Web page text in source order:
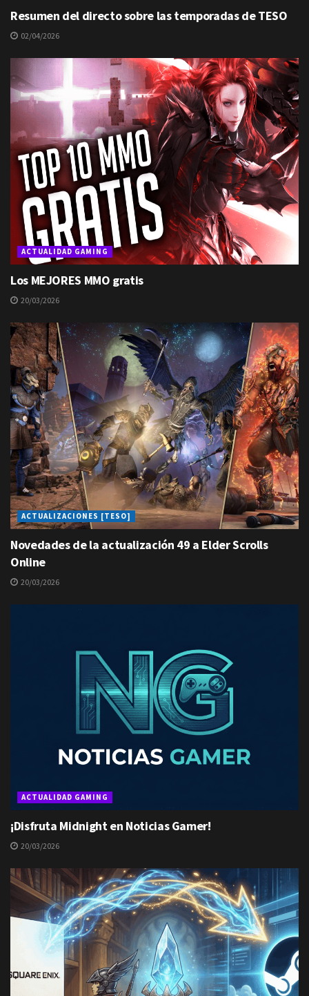
Resumen del directo sobre las temporadas de TESO
02/04/2026
ACTUALIDAD GAMING
Los MEJORES MMO gratis
20/03/2026
ACTUALIZACIONES [TESO]
Novedades de la actualización 49 a Elder Scrolls
Online
20/03/2026
ACTUALIDAD GAMING
¡Disfruta Midnight en Noticias Gamer!
20/03/2026